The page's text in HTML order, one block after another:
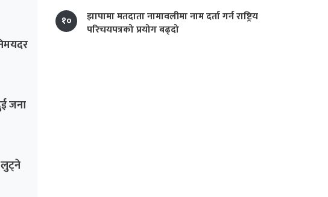
जना
लुट्ने
१०
झापामा मतदाता नामावलीमा नाम दर्ता गर्न राष्ट्रिय
परिचयपत्रको प्रयोग बढ्दो